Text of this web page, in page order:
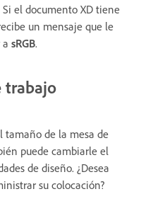
Si el documento XD tiene
un mensaje que le
sRGB.
trabajo
tamaño de la mesa de
puede cambiarle el
de diseño. ¿Desea
su colocación?